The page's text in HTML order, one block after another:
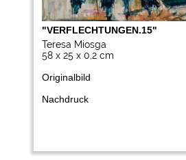
"VERFLECHTUNGEN.15"
Teresa Miosga
58 x 25 x 0,2 cm
Originalbild
Nachdruck